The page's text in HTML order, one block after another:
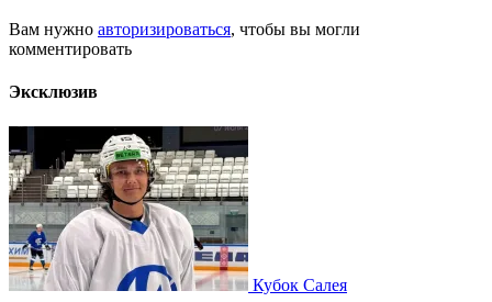
Вам нужно авторизироваться, чтобы вы могли
комментировать
Эксклюзив
Кубок Салея